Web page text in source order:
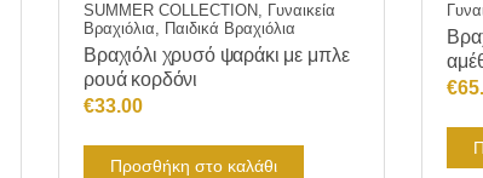
SUMMER COLLECTION, Γυναικεία
Βραχιόλια, Παιδικά Βραχιόλια
Βραχιόλι χρυσό ψαράκι με μπλε
ρουά κορδόνι
€33.00
Προσθήκη στο καλάθι
€